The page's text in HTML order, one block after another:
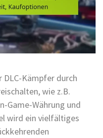
DLC-Kämpfer durch
wie z.B.
Game-Währung und
wird ein vielfältiges